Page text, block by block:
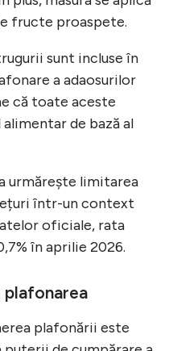
fructe proaspete.
sunt incluse în
a adaosurilor
că toate aceste
de bază al
urmărește limitarea
într-un context
oficiale, rata
în aprilie 2026.
plafonării este